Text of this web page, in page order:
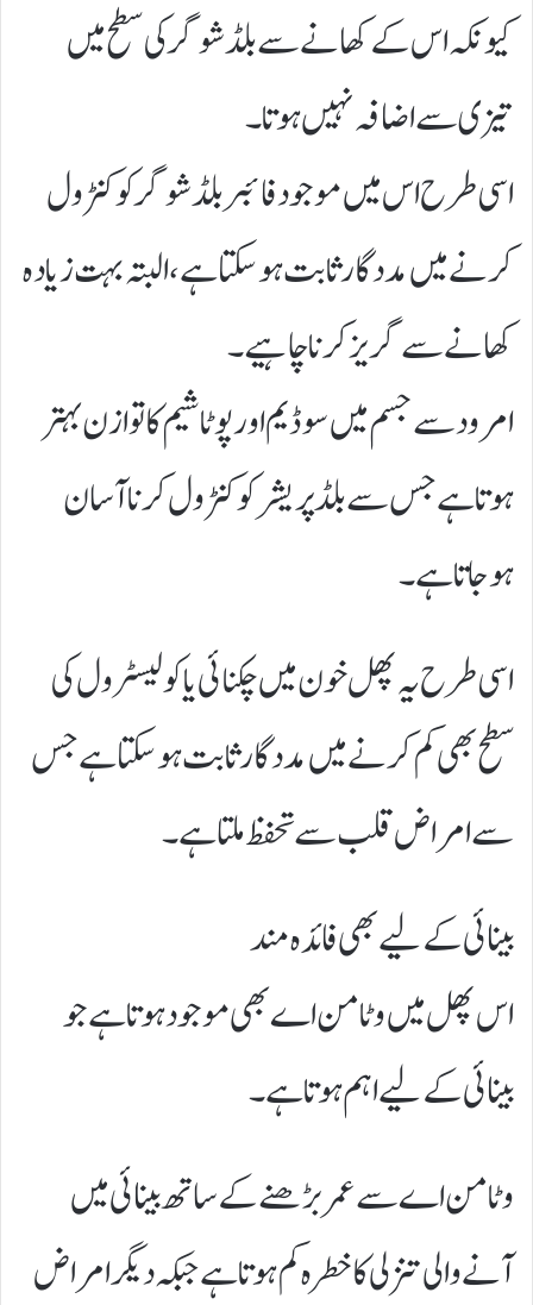
کیونکہ اس کے کھانے سے بلڈ شوگر کی سطح میں
تیزی سے اضافہ نہیں ہوتا۔
اسی طرح اس میں موجود فائبر بلڈ شوگر کو کنٹرول
کرنے میں مددگار ثابت ہوسکتا ہے، البتہ بہت زیادہ
کھانے سے گریز کرنا چاہیے۔
امرود سے جسم میں سوڈیم اور پوٹاشیم کا توازن بہتر
ہوتا ہے جس سے بلڈ پریشر کو کنٹرول کرنا آسان
ہوجاتا ہے۔
اسی طرح یہ پھل خون میں چکنائی یا کولیسٹرول کی
سطح بھی کم کرنے میں مددگار ثابت ہوسکتا ہے جس
سے امراض قلب سے تحفظ ملتا ہے۔
بینائی کے لیے بھی فائدہ مند
اس پھل میں وٹامن اے بھی موجود ہوتا ہے جو
بینائی کے لیے اہم ہوتا ہے۔
وٹامن اے سے عمر بڑھنےکے ساتھ بینائی میں
آنے والی تنزلی کا خطرہ کم ہوتا ہے جبکہ دیگر امراض